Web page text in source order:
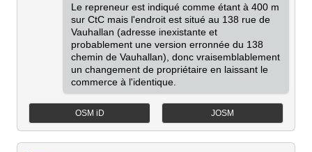
Le repreneur est indiqué comme étant à 400 m
sur CtC mais l'endroit est situé au 138 rue de
Vauhallan (adresse inexistante et
probablement une version erronnée du 138
chemin de Vauhallan), donc vraisemblablement
un changement de propriétaire en laissant le
commerce à l'identique.
OSM iD JOSM